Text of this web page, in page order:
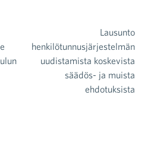
Lausunto
henkilötunnusjärjestelmän
uudistamista koskevista
säädös- ja muista
ehdotuksista